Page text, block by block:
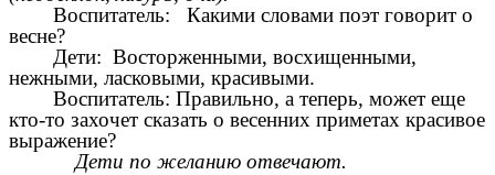
Воспитатель:
Какими словами поэт говорит о
весне?
Дети: Восторженными, восхищенными,
нежными, ласковыми, красивыми.
Воспитатель: Правильно, а теперь, может еще
кто-то захочет сказать о весенних приметах красивое
выражение?
Дети по желанию отвечают.